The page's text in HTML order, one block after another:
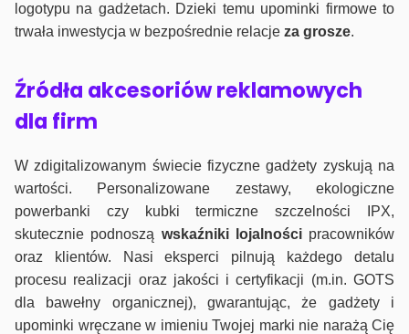
logotypu na gadżetach. Dzieki temu upominki firmowe to
trwała inwestycja w bezpośrednie relacje za grosze.
Źródła akcesoriów reklamowych
dla firm
W zdigitalizowanym świecie fizyczne gadżety zyskują na
wartości. Personalizowane zestawy, ekologiczne
powerbanki czy kubki termiczne szczelności IPX,
skutecznie podnoszą wskaźniki lojalnościpracowników
oraz klientów. Nasi eksperci pilnują każdego detalu
procesu realizacji oraz jakości i certyfikacji (m.in. GOTS
dla bawełny organicznej), gwarantując, że gadżety i
upominki wręczane w imieniu Twojej marki nie narażą Cię